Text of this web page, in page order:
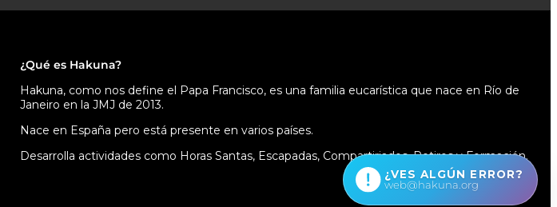
¿Qué es Hakuna?
Hakuna, como nos define el Papa Francisco, es una familia eucarística que nace en Río de
Janeiro en la JMJ de 2013.
Nace en España pero está presente en varios países.
Desarrolla actividades como Horas Santas, Escapadas, Compartiriados, Retiros y Formación.
¿VES ALGÚN ERROR?
web@hakuna.org